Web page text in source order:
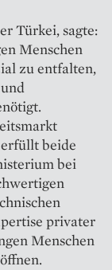
Türkei, sagte:
Menschen
zu entfalten,
beide
bei
privater
Menschen